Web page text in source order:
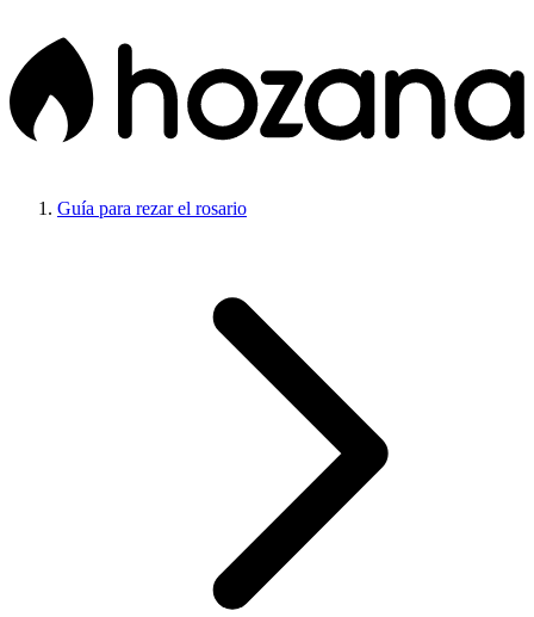
Guía para rezar el rosario